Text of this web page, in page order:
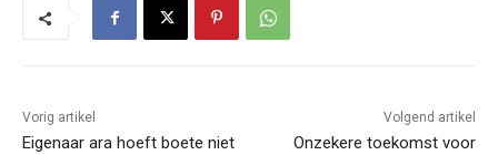
Vorig artikel
Eigenaar ara hoeft boete niet
Volgend artikel
Onzekere toekomst voor